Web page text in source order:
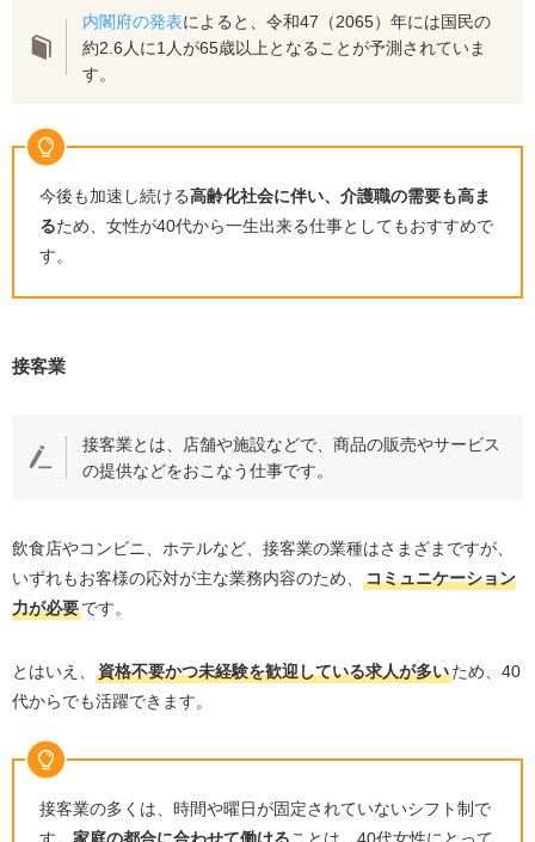
条件面の交渉を代行してくれる
40代女性におすすめの転職エージェント
最後に｜女性が40代から一生出来る仕事を見つけるなら
転職エージェントがおすすめ
内閣府の発表によると、令和47 （2065）年には国民の
約2.6 人に1 人が65歳以上となることが予測されていま
す。
今後も加速し続ける高齢化社会に伴い、介護職の需要も高ま
るため、女性が40代から一生出来る仕事としてもおすすめで
す。
接客業
接客業とは、店舗や施設などで、商品の販売やサービス
の提供などをおこなう仕事です。
飲食店やコンビニ、ホテルなど、接客業の業種はさまざまですが、
いずれもお客様の応対が主な業務内容のため、
コミュニケーション
力が必要です。
とはいえ、 資格不要かつ未経験を歓迎している求人が多いため、 40
代からでも活躍できます。
接客業の多くは、時間や曜日が固定されていないシフト制で